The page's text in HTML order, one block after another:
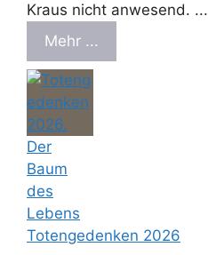
Kraus nicht anwesend. ...
Mehr ...
Totengedenken 2026